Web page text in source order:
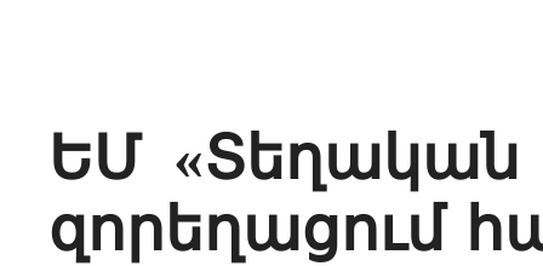
ԵՄ
զորեղացում